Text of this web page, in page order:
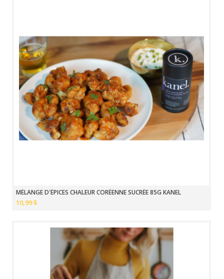
MÉLANGE D'ÉPICES CHALEUR CORÉENNE SUCRÉE 85G KANEL
10,99 $